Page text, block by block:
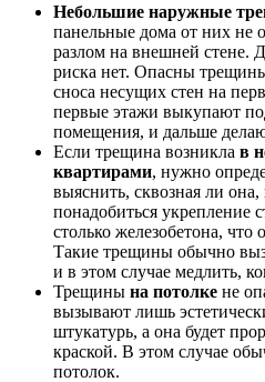
Небольшие наружные
панельные дома от них не
разлом на внешней стене.
риска нет. Опасны
сноса несущих стен на
первые этажи выкупают
помещения, и дальше
Если трещина возникла в
квартирами, нужно
выяснить, сквозная ли
понадобиться укрепление
столько железобетона,
Такие трещины обычно
и в этом случае медлить,
Трещины на потолке не
вызывают лишь
штукатурь, а она будет
краской. В этом случае
потолок.